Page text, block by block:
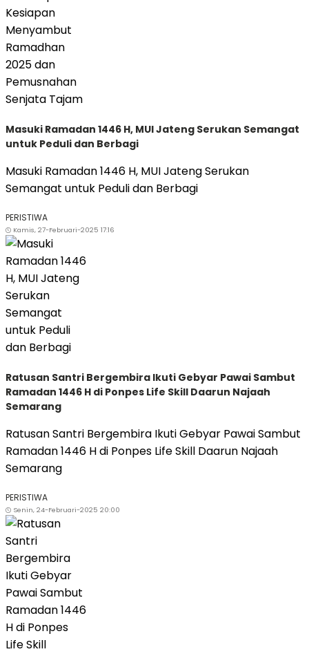
Masuki Ramadan 1446 H, MUI Jateng Serukan Semangat
untuk Peduli dan Berbagi
Masuki Ramadan 1446 H, MUI Jateng Serukan
Semangat untuk Peduli dan Berbagi
PERISTIWA
Kamis, 27-Februari-2025 17:16
Ratusan Santri Bergembira Ikuti Gebyar Pawai Sambut
Ramadan 1446 H di Ponpes Life Skill Daarun Najaah
Semarang
Ratusan Santri Bergembira Ikuti Gebyar Pawai Sambut
Ramadan 1446 H di Ponpes Life Skill Daarun Najaah
Semarang
PERISTIWA
Senin, 24-Februari-2025 20:00